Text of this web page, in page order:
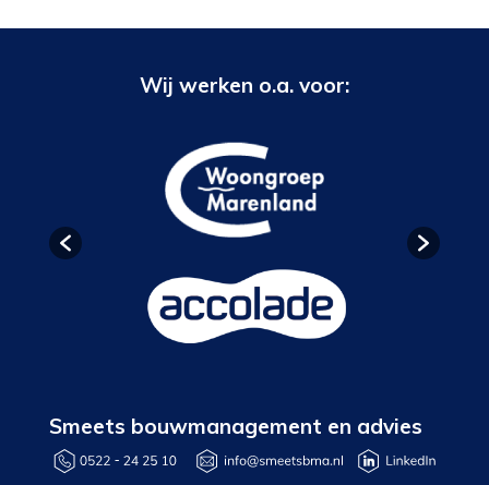
Wij werken o.a. voor:
Smeets bouwmanagement en advies